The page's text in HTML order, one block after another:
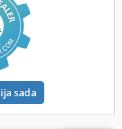
носача пиле (м / мин)
са системом за
Етикете Штампач:
СИСТЕМ ЗАДНОГ
05 Укупан потребан
55660 Мобилни горњи
(на И-оси) и
(мобилни на оси З) ) мак.
sada